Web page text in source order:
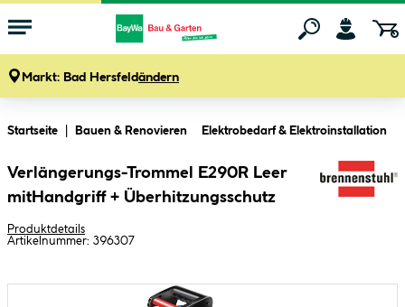
Markt: Bad Hersfeldändern
Startseite Bauen & Renovieren Elektrobedarf & Elektroinstallation
Verlängerungs-Trommel E290R Leer
mitHandgriff + Überhitzungsschutz
Produktdetails
Artikelnummer: 396307